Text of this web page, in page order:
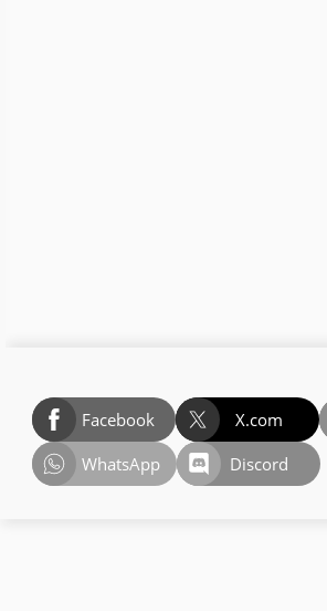
Facebook X.com
WhatsApp
Discord